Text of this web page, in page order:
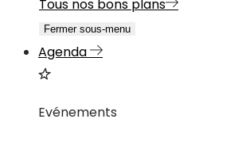
Tous nos bons plans
Fermer sous-menu
Agenda
Evénements